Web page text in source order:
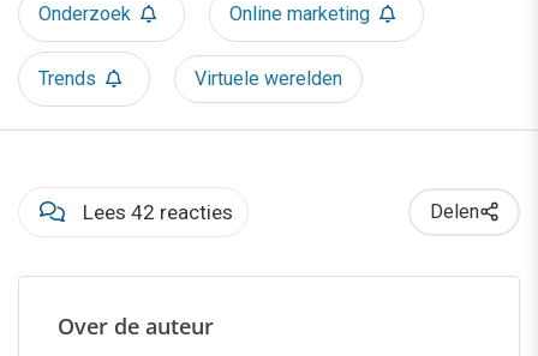
Onderzoek Online marketing
Trends Virtuele werelden
Lees 42 reacties Delen
Over de auteur